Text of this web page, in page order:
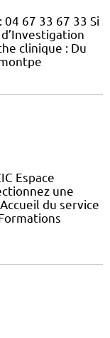
04 67 33 67 33 Si
clinique : Du
Espace
une
du service